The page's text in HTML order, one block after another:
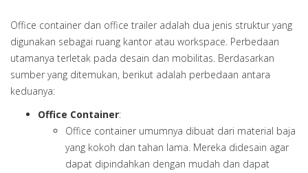
Office container dan office trailer adalah dua jenis struktur yang
digunakan sebagai ruang kantor atau workspace. Perbedaan
utamanya terletak pada desain dan mobilitas. Berdasarkan
sumber yang ditemukan, berikut adalah perbedaan antara
keduanya:
Office Container:
Office container umumnya dibuat dari material baja
yang kokoh dan tahan lama. Mereka didesain agar
dapat dipindahkan dengan mudah dan dapat